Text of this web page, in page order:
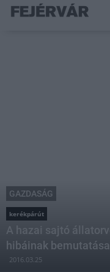
GAZDASÁG
kerékpárút
A hazai sajtó
hibáinak bemutatása
2016.03.25